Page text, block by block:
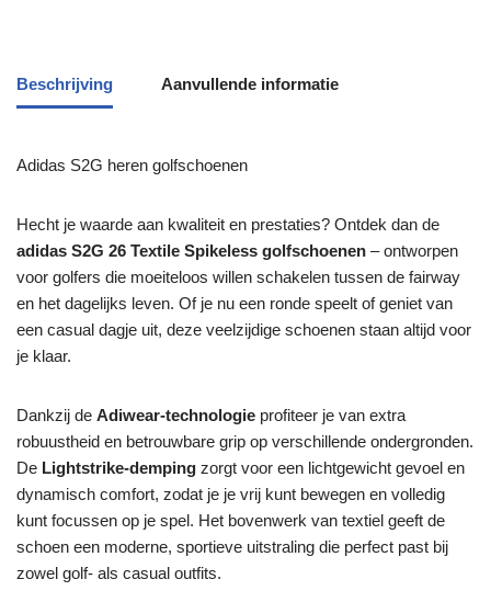
Beschrijving Aanvullende informatie
Adidas S2G heren golfschoenen
Hecht je waarde aan kwaliteit en prestaties? Ontdek dan de
adidas S2G 26 Textile Spikeless golfschoenen – ontworpen
voor golfers die moeiteloos willen schakelen tussen de fairway
en het dagelijks leven. Of je nu een ronde speelt of geniet van
een casual dagje uit, deze veelzijdige schoenen staan altijd voor
je klaar.
Dankzij de Adiwear-technologie profiteer je van extra
robuustheid en betrouwbare grip op verschillende ondergronden.
De Lightstrike-demping zorgt voor een lichtgewicht gevoel en
dynamisch comfort, zodat je je vrij kunt bewegen en volledig
kunt focussen op je spel. Het bovenwerk van textiel geeft de
schoen een moderne, sportieve uitstraling die perfect past bij
zowel golf- als casual outfits.